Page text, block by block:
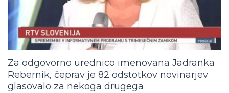
Za odgovorno urednico imenovana Jadranka
Rebernik, čeprav je 82 odstotkov novinarjev
glasovalo za nekoga drugega